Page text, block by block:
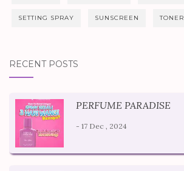
SETTING SPRAY SUNSCREEN TONER
RECENT POSTS
PERFUME PARADISE
- 17 Dec , 2024